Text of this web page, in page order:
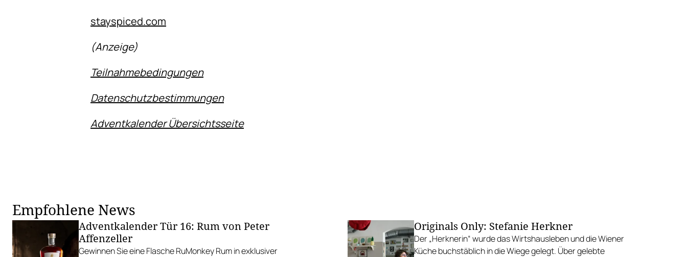
stayspiced.com
(Anzeige)
Teilnahmebedingungen
Datenschutzbestimmungen
Adventkalender Übersichtsseite
Empfohlene News
Adventkalender Tür 16: Rum von Peter
Affenzeller
Gewinnen Sie eine Flasche RuMonkey Rum in exklusiver
Originals Only: Stefanie Herkner
Der „Herknerin“ wurde das Wirtshausleben und die Wiener
Küche buchstäblich in die Wiege gelegt. Über gelebte